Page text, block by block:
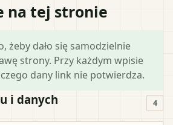
na tej stronie
żeby dało się samodzielnie
strony. Przy każdym wpisie
dany link nie potwierdza.
i danych 4